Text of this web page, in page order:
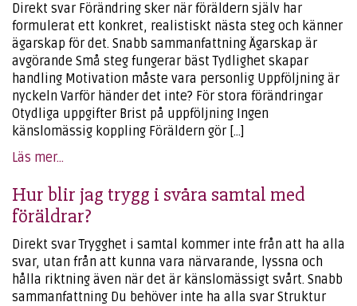
Direkt svar Förändring sker när föräldern själv har
formulerat ett konkret, realistiskt nästa steg och känner
ägarskap för det. Snabb sammanfattning Ägarskap är
avgörande Små steg fungerar bäst Tydlighet skapar
handling Motivation måste vara personlig Uppföljning är
nyckeln Varför händer det inte? För stora förändringar
Otydliga uppgifter Brist på uppföljning Ingen
känslomässig koppling Föräldern gör […]
Läs mer...
Hur blir jag trygg i svåra samtal med
föräldrar?
Direkt svar Trygghet i samtal kommer inte från att ha alla
svar, utan från att kunna vara närvarande, lyssna och
hålla riktning även när det är känslomässigt svårt. Snabb
sammanfattning Du behöver inte ha alla svar Struktur